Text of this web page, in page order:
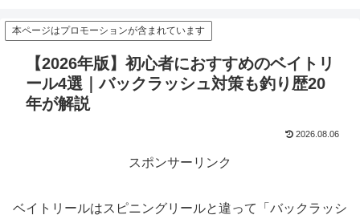
本ページはプロモーションが含まれています
【2026年版】初心者におすすめのベイトリ
ール4選｜バックラッシュ対策も釣り歴20
年が解説
2026.08.06
スポンサーリンク
ベイトリールはスピニングリールと違って「バックラッシ